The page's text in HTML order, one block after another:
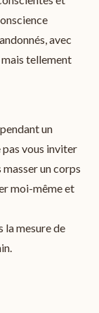
avec
tellement
un
pas vous inviter
masser un corps
moi-même et
la mesure de